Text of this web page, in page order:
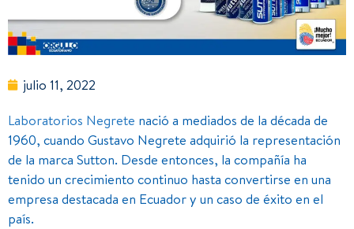
julio 11, 2022
Laboratorios Negrete nació a mediados de la década de
1960, cuando Gustavo Negrete adquirió la representación
de la marca Sutton. Desde entonces, la compañía ha
tenido un crecimiento continuo hasta convertirse en una
empresa destacada en Ecuador y un caso de éxito en el
país.